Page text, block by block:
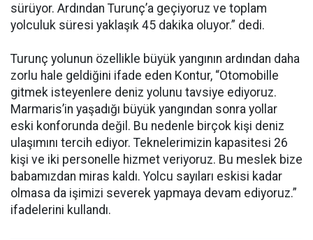
sürüyor. Ardından Turunç’a geçiyoruz ve toplam
yolculuk süresi yaklaşık 45 dakika oluyor.” dedi.
Turunç yolunun özellikle büyük yangının ardından daha
zorlu hale geldiğini ifade eden Kontur, “Otomobille
gitmek isteyenlere deniz yolunu tavsiye ediyoruz.
Marmaris’in yaşadığı büyük yangından sonra yollar
eski konforunda değil. Bu nedenle birçok kişi deniz
ulaşımını tercih ediyor. Teknelerimizin kapasitesi 26
kişi ve iki personelle hizmet veriyoruz. Bu meslek bize
babamızdan miras kaldı. Yolcu sayıları eskisi kadar
olmasa da işimizi severek yapmaya devam ediyoruz.”
ifadelerini kullandı.